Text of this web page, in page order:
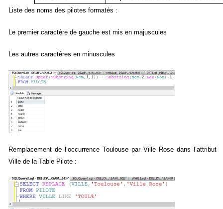
Liste des noms des pilotes formatés :
Le premier caractère de gauche est mis en majuscules
Les autres caractères en minuscules
Remplacement de l’occurrence Toulouse par Ville Rose dans l’attribut
Ville de la Table Pilote :